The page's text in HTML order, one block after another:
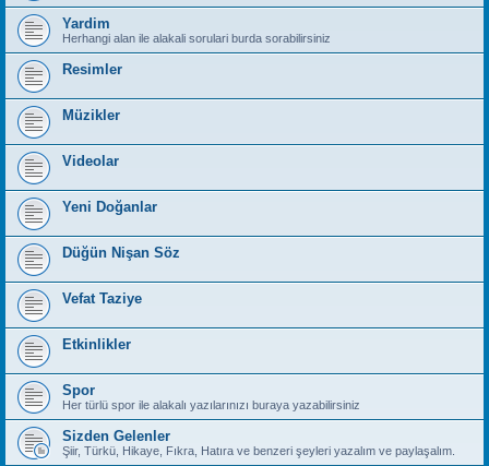
Yardim
Herhangi alan ile alakali sorulari burda sorabilirsiniz
Resimler
Müzikler
Videolar
Yeni Doğanlar
Düğün Nişan Söz
Vefat Taziye
Etkinlikler
Spor
Her türlü spor ile alakalı yazılarınızı buraya yazabilirsiniz
Sizden Gelenler
Şiir, Türkü, Hikaye, Fıkra, Hatıra ve benzeri şeyleri yazalım ve paylaşalım.